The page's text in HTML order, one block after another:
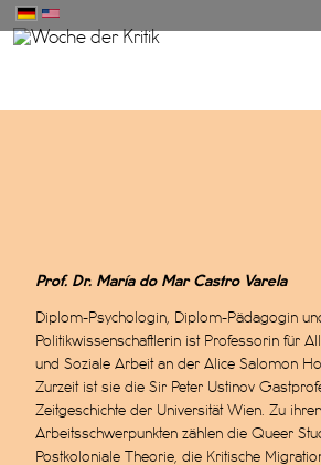
Prof. Dr. María do Mar Castro Varela
Diplom-Psychologin, Diplom-Pädagogin
Politikwissenschaftlerin ist Professorin für
und Soziale Arbeit an der Alice Salomon
Zurzeit ist sie die Sir Peter Ustinov
Zeitgeschichte der Universität Wien. Zu ihren
Arbeitsschwerpunkten zählen die Queer
Postkoloniale Theorie, die Kritische